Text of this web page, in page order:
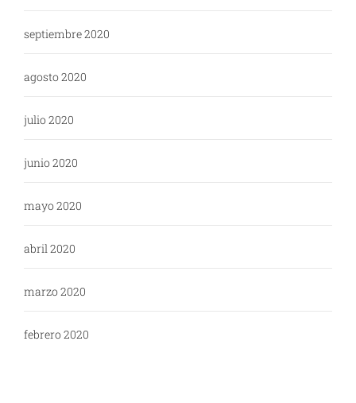
septiembre 2020
agosto 2020
julio 2020
junio 2020
mayo 2020
abril 2020
marzo 2020
febrero 2020